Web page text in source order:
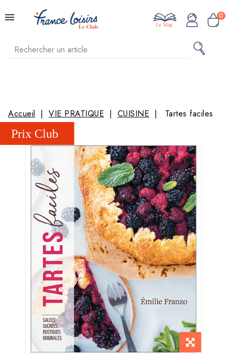
0
Le Mag
Accueil VIE PRATIQUE CUISINE Tartes faciles